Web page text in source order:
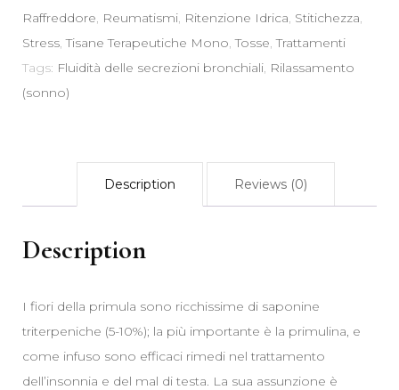
Bronchiali
Rilassamento
Sonno
quantity
Raffreddore Reumatismi Ritenzione Idrica Stitichezza
Stress ,Tisane Terapeutiche Mono ,Tosse ,Trattamenti
Tags: Fluidità delle secrezioni bronchiali Rilassamento
(sonno)
Description Reviews (0)
Description
I fiori della primula sono ricchissime di saponine
triterpeniche (5-10%); la più importante è la primulina, e
come infuso sono efficaci rimedi nel trattamento
dell’insonnia e del mal di testa. La sua assunzione è